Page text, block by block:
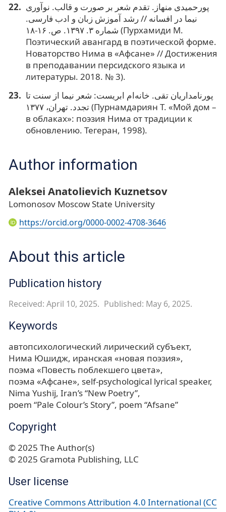
پورحمیدی منهاز. تقدم شعر بر صورت و قالب. نوآوری
نیما در افسانه // رشد آموزش زبان و ادب فارسی.
شماره ۳. ۱۳۹۷. ص. ۱۶-۱۸ (Пурхамиди М.
Поэтический авангард в поэтической форме.
Новаторство Нима в «Афсане» // Достижения
в преподавании персидского языка и
литературы. 2018. № 3).
پورنامداریان تقی. خانه‌ام ابریست: شعر نیما از سنت تا
تجدد. تهران، ۱۳۷۷ (Пурнамдариян Т. «Мой дом –
в облаках»: поэзия Нима от традиции к
обновлению. Тегеран, 1998).
Author information
Aleksei Anatolievich Kuznetsov
Lomonosov Moscow State University
https://orcid.org/0000-0002-4708-3646
About this article
Publication history
Received: April 10, 2025. Published: May 6, 2025.
Keywords
автопсихологический лирический субъект
Нима Юшидж иранская «новая поэзия»
поэма «Повесть поблекшего цвета»
поэма «Афсане» self-psychological lyrical speaker
Nima Yushij Iran’s “New Poetry”
poem “Pale Colour’s Story” poem “Afsane”
Copyright
© 2025 The Author(s)
© 2025 Gramota Publishing, LLC
User license
Creative Commons Attribution 4.0 International (CC